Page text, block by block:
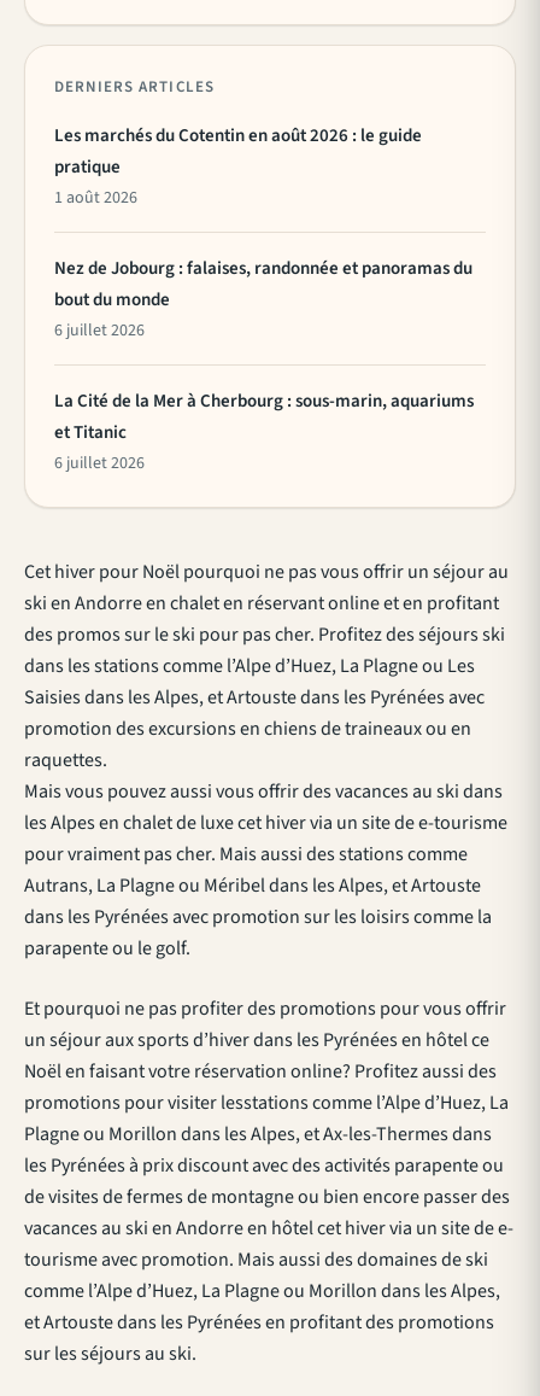
Cet hiver pour Noël pourquoi ne pas vous offrir un séjour au
ski en Andorre en chalet en réservant online et en profitant
des promos sur le ski pour pas cher. Profitez des séjours ski
dans les stations comme l’Alpe d’Huez, La Plagne ou Les
Saisies dans les Alpes, et Artouste dans les Pyrénées avec
promotion des excursions en chiens de traineaux ou en
raquettes.
Mais vous pouvez aussi vous offrir des vacances au ski dans
les Alpes en chalet de luxe cet hiver via un site de e-tourisme
pour vraiment pas cher. Mais aussi des stations comme
Autrans, La Plagne ou Méribel dans les Alpes, et Artouste
dans les Pyrénées avec promotion sur les loisirs comme la
parapente ou le golf.
Et pourquoi ne pas profiter des promotions pour vous offrir
un séjour aux sports d’hiver dans les Pyrénées en hôtel ce
Noël en faisant votre réservation online? Profitez aussi des
promotions pour visiter lesstations comme l’Alpe d’Huez, La
Plagne ou Morillon dans les Alpes, et Ax-les-Thermes dans
les Pyrénées à prix discount avec des activités parapente ou
de visites de fermes de montagne ou bien encore passer des
vacances au ski en Andorre en hôtel cet hiver via un site de e-
tourisme avec promotion. Mais aussi des domaines de ski
comme l’Alpe d’Huez, La Plagne ou Morillon dans les Alpes,
et Artouste dans les Pyrénées en profitant des promotions
sur les séjours au ski.
DERNIERS ARTICLES
Les marchés du Cotentin en août 2026 : le guide
pratique
1 août 2026
Nez de Jobourg : falaises, randonnée et panoramas du
bout du monde
6 juillet 2026
La Cité de la Mer à Cherbourg : sous-marin, aquariums
et Titanic
6 juillet 2026